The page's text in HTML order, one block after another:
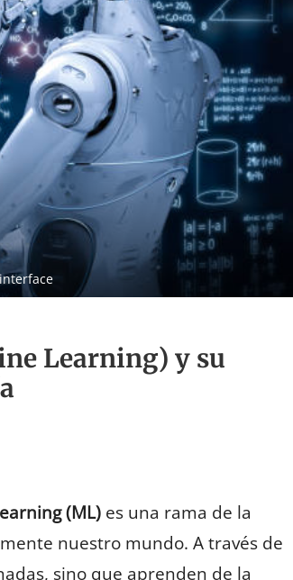
Learning) y su
(ML) es una rama de la
nuestro mundo. A través de
sino que aprenden de la